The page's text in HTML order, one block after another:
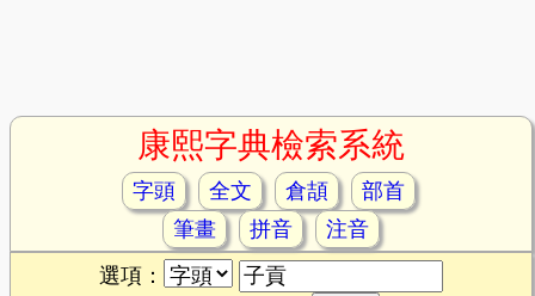
康熙字典檢索系統
字頭 全文 倉頡
部首
筆畫
拼音
注音
選項：